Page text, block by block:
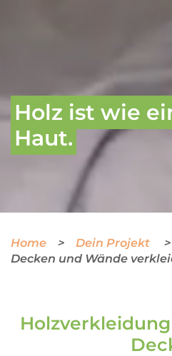
Holz ist wie
Haut.
Home
Dein Projekt
Decken und Wände